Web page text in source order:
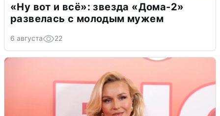
«Ну вот и всё»: звезда «Дома-2»
развелась с молодым мужем
6 августа 22